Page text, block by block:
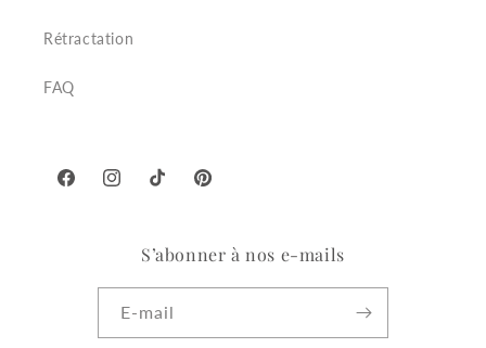
Rétractation
FAQ
FacebookInstagramTikTok Pinterest
S’abonner à nos e-mails
E-mail